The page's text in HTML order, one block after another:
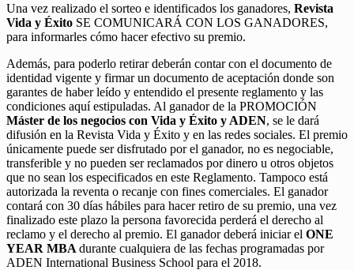
Una vez realizado el sorteo e identificados los ganadores, Revista
Vida y Éxito SE COMUNICARÁ CON LOS GANADORES,
para informarles cómo hacer efectivo su premio.
Además, para poderlo retirar deberán contar con el documento de
identidad vigente y firmar un documento de aceptación donde son
garantes de haber leído y entendido el presente reglamento y las
condiciones aquí estipuladas. Al ganador de la PROMOCIÓN
Máster de los negocios con Vida y Éxito y ADEN, se le dará
difusión en la Revista Vida y Éxito y en las redes sociales. El premio
únicamente puede ser disfrutado por el ganador, no es negociable,
transferible y no pueden ser reclamados por dinero u otros objetos
que no sean los especificados en este Reglamento. Tampoco está
autorizada la reventa o recanje con fines comerciales. El ganador
contará con 30 días hábiles para hacer retiro de su premio, una vez
finalizado este plazo la persona favorecida perderá el derecho al
reclamo y el derecho al premio. El ganador deberá iniciar el ONE
YEAR MBA durante cualquiera de las fechas programadas por
ADEN International Business School para el 2018.